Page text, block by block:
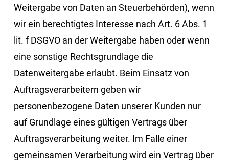
Weitergabe von Daten an Steuerbehörden), wenn
wir ein berechtigtes Interesse nach Art. 6 Abs. 1
lit. f DSGVO an der Weitergabe haben oder wenn
eine sonstige Rechtsgrundlage die
Datenweitergabe erlaubt. Beim Einsatz von
Auftragsverarbeitern geben wir
personenbezogene Daten unserer Kunden nur
auf Grundlage eines gültigen Vertrags über
Auftragsverarbeitung weiter. Im Falle einer
gemeinsamen Verarbeitung wird ein Vertrag über